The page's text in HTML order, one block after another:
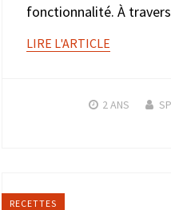
fonctionnalité. À
LIRE L'ARTICLE
2 ANS
RECETTES